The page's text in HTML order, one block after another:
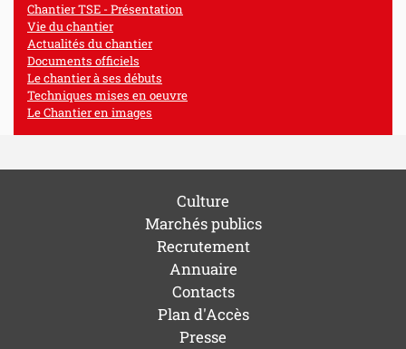
Chantier TSE - Présentation
Vie du chantier
Actualités du chantier
Documents officiels
Le chantier à ses débuts
Techniques mises en oeuvre
Le Chantier en images
Culture
Marchés publics
Recrutement
Annuaire
Contacts
Plan d'Accès
Presse